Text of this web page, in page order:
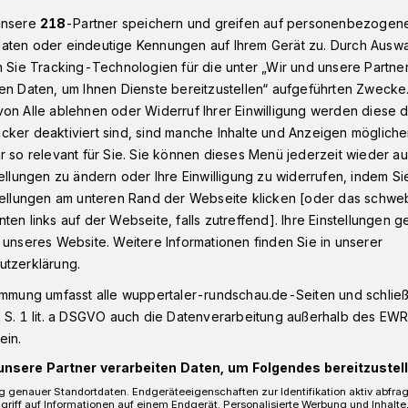
und Dank
und Engel auf Rädern, Rundschau
218-Partner speichern und greifen auf
oder eindeutige Kennungen auf Ihrem Gerät zu. Durch
Sie Tracking-Technologien für die unter „Wir und unsere
Daten, um Ihnen Dienste bereitzustellen“ aufgeführten
Alle ablehnen oder Widerruf Ihrer Einwilligung werden diese
deaktiviert sind, sind manche Inhalte und Anzeigen
so relevant für Sie. Sie können dieses Menü jederzeit wieder
zu ändern oder Ihre Einwilligung zu widerrufen, indem
am unteren Rand der Webseite klicken [oder das
links auf der Webseite, falls zutreffend]. Ihre Einstellungen
Website. Weitere Informationen finden Sie in unserer
umfasst alle wuppertaler-rundschau.de-Seiten und
1 lit. a DSGVO auch die Datenverarbeitung außerhalb des
Partner verarbeiten Daten, um Folgendes
genauer Standortdaten. Endgeräteeigenschaften zur Identifikation aktiv
auf Informationen auf einem Endgerät. Personalisierte Werbung und